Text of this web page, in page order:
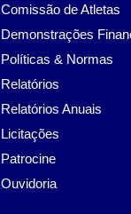
Comissão de Atletas
Demonstrações
Políticas & Normas
Relatórios
Relatórios Anuais
Licitações
Patrocine
Ouvidoria